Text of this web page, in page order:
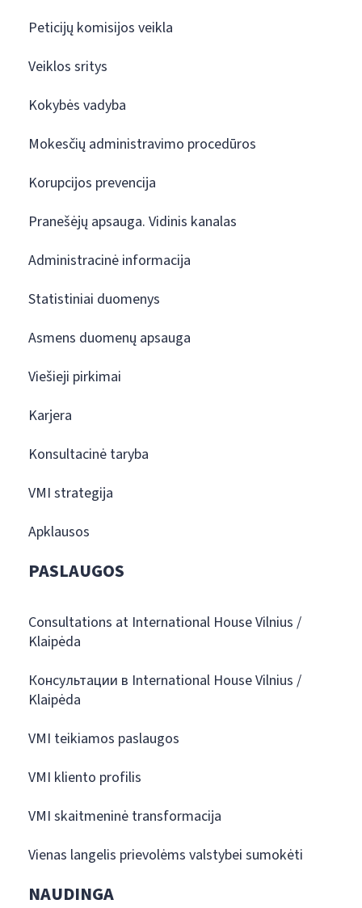
Peticijų komisijos veikla
Veiklos sritys
Kokybės vadyba
Mokesčių administravimo procedūros
Korupcijos prevencija
Pranešėjų apsauga. Vidinis kanalas
Administracinė informacija
Statistiniai duomenys
Asmens duomenų apsauga
Viešieji pirkimai
Karjera
Konsultacinė taryba
VMI strategija
Apklausos
PASLAUGOS
Consultations at International House Vilnius /
Klaipėda
Консультации в International House Vilnius /
Klaipėda
VMI teikiamos paslaugos
VMI kliento profilis
VMI skaitmeninė transformacija
Vienas langelis prievolėms valstybei sumokėti
NAUDINGA